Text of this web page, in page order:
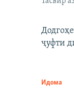
ҷуфти
Идома